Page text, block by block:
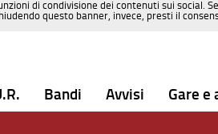
di condivisione dei contenuti sui social.
questo banner, invece, presti il
Bandi Avvisi Gare e